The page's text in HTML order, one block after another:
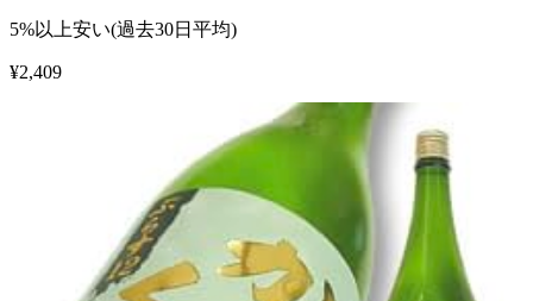
5%以上安い(過去30日平均)
¥2,409